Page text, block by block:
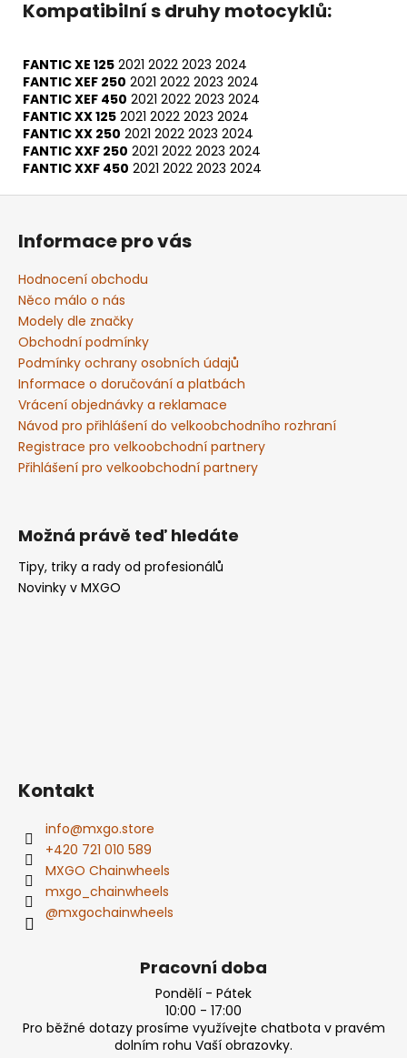
Kompatibilní s druhy motocyklů:
FANTIC XE 125 2021 2022 2023 2024
FANTIC XEF 250 2021 2022 2023 2024
FANTIC XEF 450 2021 2022 2023 2024
FANTIC XX 125 2021 2022 2023 2024
FANTIC XX 250 2021 2022 2023 2024
FANTIC XXF 250 2021 2022 2023 2024
FANTIC XXF 450 2021 2022 2023 2024
Informace pro vás
Hodnocení obchodu
Něco málo o nás
Modely dle značky
Obchodní podmínky
Podmínky ochrany osobních údajů
Informace o doručování a platbách
Vrácení objednávky a reklamace
Návod pro přihlášení do velkoobchodního rozhraní
Registrace pro velkoobchodní partnery
Přihlášení pro velkoobchodní partnery
Možná právě teď hledáte
Tipy, triky a rady od profesionálů
Novinky v MXGO
Kontakt
info@mxgo.store
+420 721 010 589
MXGO Chainwheels
mxgo_chainwheels
@mxgochainwheels
Pracovní doba
Pondělí - Pátek
10:00 - 17:00
Pro běžné dotazy prosíme využívejte chatbota v pravém
dolním rohu Vaší obrazovky.